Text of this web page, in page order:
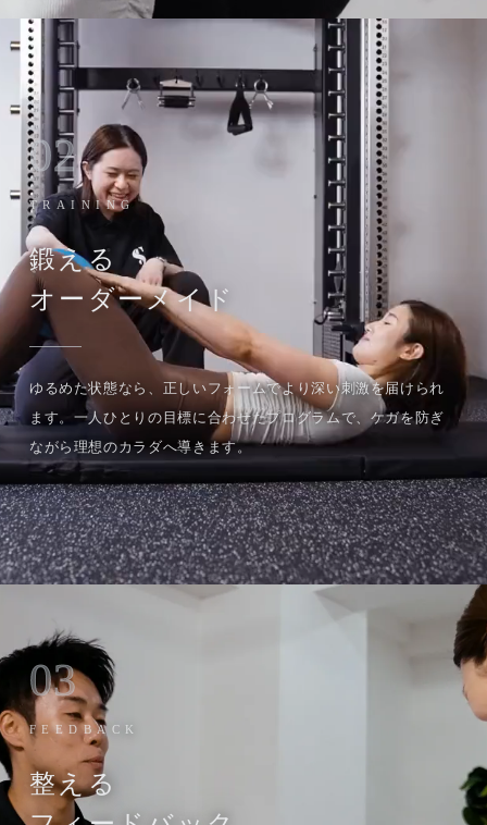
02
TRAINING
鍛える
オーダーメイド
ゆるめた状態なら、正しいフォームでより深い刺激を届けられ
ます。一人ひとりの目標に合わせたプログラムで、ケガを防ぎ
ながら理想のカラダへ導きます。
03
FEEDBACK
整える